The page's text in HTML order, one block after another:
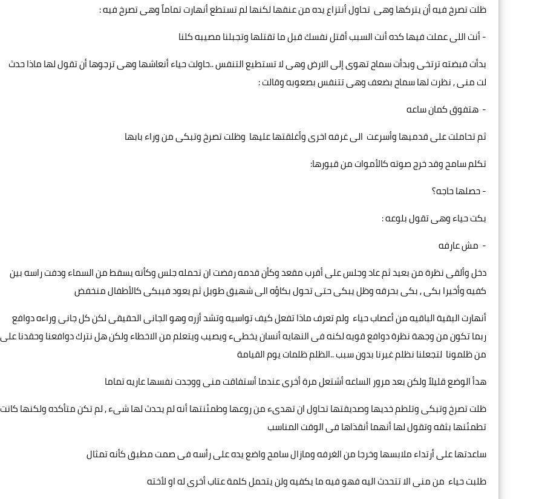
ظلت تصرخ فيه أن يتركها وهى تحاول أنتزاع يده من عنقها لكنها لم تستطع أنهارت تماماً وهى تصرخ فيه :
- أنت اللى عملت فيها كده أنت السبب أقتل نفسك قبل ما تقتلها وتجبلنا مصيبه كلنا
بدأت قبضته ترتخى وبدأت سماح تهوى إلى الارض وهى لا تستطيع التنفس ..حاولت حياء أنعاشها وهى ترجوها أن تقول لها ماذا حدث
لت منى , نظرت لها سماح بضعف وهى تتنفس بصعوبه وقالت :
- هتفوق كمان ساعه
ثم تحاملت على قدميها وأسرعت الى غرفه اخرى وأغلقتها عليها وظلت تصرخ وتبكى من وراء بابها
تكلم سامح وقد خرج صوته كالأموات من قبورها:
- حصلها حاجه؟
بكت حياء وهى تقول بلوعه :
- مش عارفه
دخل وألقى نظرة من بعيد ثم عاد وجلس على أقرب مقعد وكأن قدمه رفضت ان تحمله جلس وكأنه يسقط من السماء ودفت راسه بين
كفيه وأخيرا بكى , بكى بحرقه وظل يبكى حتى تحول بكاؤه الى شهيق طويل ثم يعود فيبكى كالأطفال منخفض
أنهارت البقية الباقيه من أعصاب حياء ولم تعرف ماذا تفعل كيف تواسيه وتشد أزره وهو الجانى الحقيقى لكن كل جانى وراءه دوافع
ربما تكون من وجهة نظرة دوافع قويه لكنه فى النهايه أنسان يخطىء ويصيب ويتعلم من الاخطاء ولكن هل نترك دوافعنا وحقدنا على
من ظلمونا لتجعلنا نظلم غيرنا بدون سبب ..الظلم ظلمات يوم القيامة
هدأ الوضع قليلاً ولكن بعد مرور الساعه أشتعل مرة أخرى عندما أستفاقت منى ووجدت نفسها عاريه تماما
ظلت تصرخ وتبكى وتلطم خديها وصديقتها تحاول ان تهدىء من روعها وطمئنتها أنه لم يحدث لها شىء , لم تكن متأكده ولكنها كانت
تطمئنها بثقه وتقول لها أنهما أنقذاها فى الوقت المناسب
ساعدتها على أرتداء ملابسها وخرجا من الغرفه ومازال سامح واضع يده على رأسه فى صمت مطبق كأنه تمثال
طلبت حياء من منى الا تتحدث اليه فهو فيه ما يكفيه ولن يتحمل كلمة عتاب أخرى له او لأخته